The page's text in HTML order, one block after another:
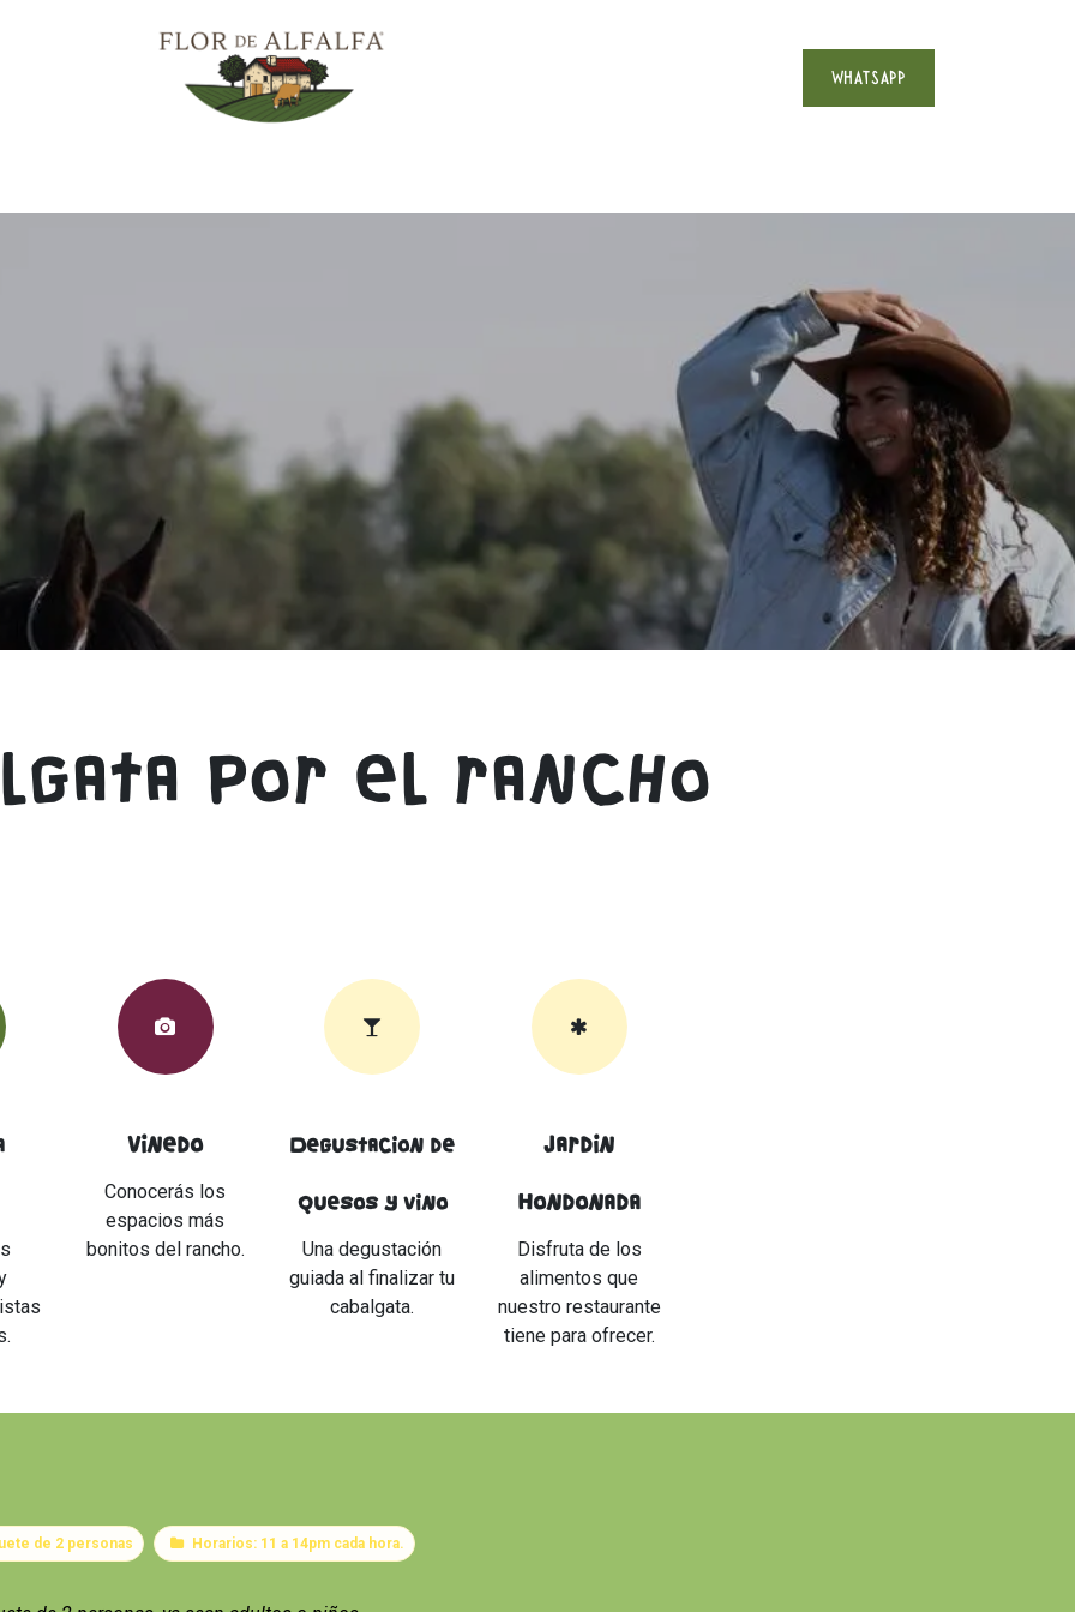
WHATSAPP
por el rancho
Viñedo
Conocerás los
espacios más
bonitos del rancho.
Degustación de
quesos y vino
Una degustación
guiada al finalizar tu
cabalgata.
Jardín
Hondonada
Disfruta de los
alimentos que
nuestro restaurante
tiene para ofrecer.
de 2 personas Horarios: 11 a 14pm cada hora.